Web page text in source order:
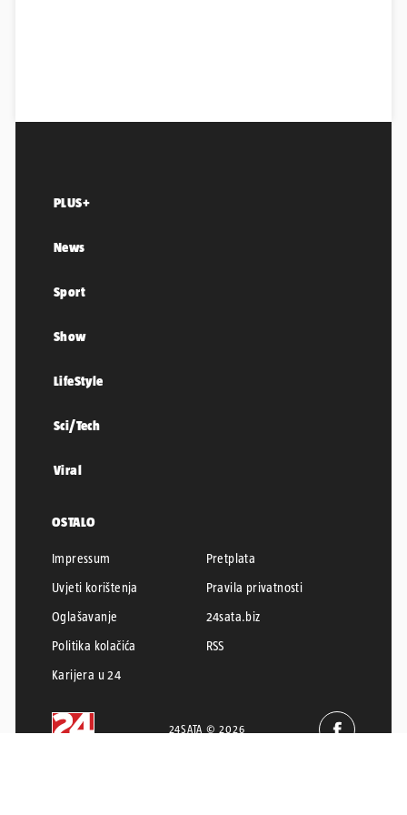
PLUS+
News
Sport
Show
LifeStyle
Sci/Tech
Viral
OSTALO
Impressum
Pretplata
Uvjeti korištenja
Pravila privatnosti
Oglašavanje
24sata.biz
Politika kolačića
RSS
Karijera u 24
24SATA © 2026